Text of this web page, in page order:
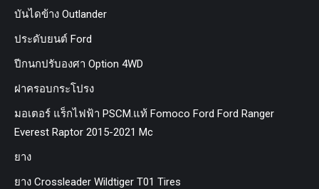
บันไดข้าง Outlander
ประดับยนต์ Ford
ปีกนกปรับองศา Option 4WD
ฝาครอบกระโปรง
มอเตอร์ แร็กไฟฟ้า PSCM.แท้ Fomoco Ford Ford Ranger
Everest Raptor 2015-2021 Mc
ยาง
ยาง Crossleader Wildtiger T01 Tires